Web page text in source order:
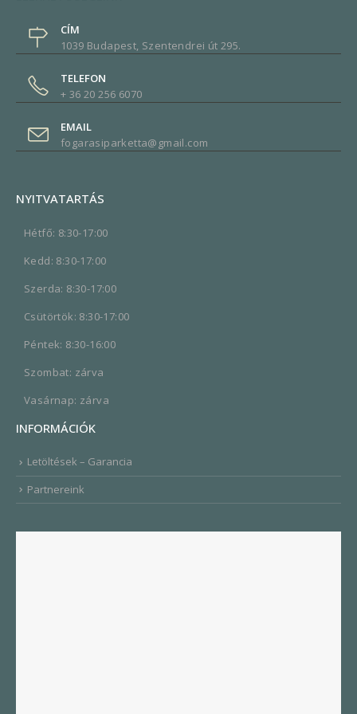
CÍM
1039 Budapest, Szentendrei út 295.
TELEFON
+ 36 20 256 6070
EMAIL
fogarasiparketta@gmail.com
NYITVATARTÁS
Hétfő: 8:30-17:00
Kedd: 8:30-17:00
Szerda: 8:30-17:00
Csütörtök: 8:30-17:00
Péntek: 8:30-16:00
Szombat: zárva
Vasárnap: zárva
INFORMÁCIÓK
Letöltések – Garancia
Partnereink